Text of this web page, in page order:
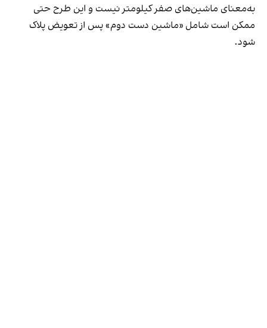
به‌معنای ماشین‌های صفر کیلومتر نیست و این طرح حتی
ممکن است شامل «ماشین دست دوم» پس از تعویض پلاک
شود.